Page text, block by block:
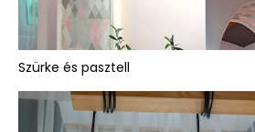
Szürke és pasztell